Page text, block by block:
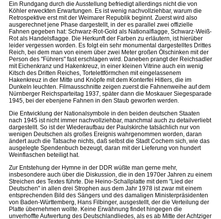
Ein Rundgang durch die Ausstellung befriedigt allerdings nicht die von
Köhler erweckten Erwartungen. Es ist wenig nachvollziehbar, warum die
Retrospektive erst mit der Weimarer Republik beginnt. Zuerst wird also
ausgerechnet jene Phase dargestellt, in der es parallel zwei offizielle
Fahnen gegeben hat: Schwarz-Rot-Gold als Nationalflagge, Schwarz-Weiß-
Rot als Handelsflagge. Die Herkunft der Farben zu erläutern, ist hierüber
leider vergessen worden. Es folgt ein sehr monumental dargestelltes Drittes
Reich, bei dem man von einem über zwei Meter großen Ölschinken mit der
Person des "Führers" fast erschlagen wird. Daneben prangt der Reichsadler
mit Eichenkranz und Hakenkreuz, in einer kleinen Vitrine auch ein wenig
Kitsch des Dritten Reiches, Tortelettförmchen mit eingelassenem
Hakenkreuz in der Mitte und Knöpfe mit dem Konterfei Hitlers, die im
Dunkeln leuchten. Filmausschnitte zeigen zuerst die Fahnenweihe auf dem
Nürnberger Reichsparteitag 1937, später dann die Moskauer Siegesparade
1945, bei der ebenjene Fahnen in den Staub geworfen werden.
Die Entwicklung der Nationalsymbole in den beiden deutschen Staaten
nach 1945 ist nicht immer nachvollziehbar, manchmal auch zu detailverliebt
dargestellt. So ist der Wiederaufbau der Paulskirche tatsächlich nur von
wenigen Deutschen als großes Ereignis wahrgenommen worden, daran
ändert auch die Tatsache nichts, daß selbst die Stadt Cochem sich, wie das
ausgelegte Spendenbuch bezeugt, daran mit der Lieferung von hundert
Weinflaschen beteiligt hat.
Zur Entstehung der Hymne in der DDR wüßte man gerne mehr,
insbesondere auch über die Diskussion, die in den 1970er Jahren zu einem
Streichen des Textes führte. Die Heino-Schallplatte mit dem "Lied der
Deutschen" in allen drei Strophen aus dem Jahr 1978 ist zwar mit einem
entsprechenden Bild des Sängers und des damaligen Ministerpräsidenten
von Baden-Württemberg, Hans Filbinger, ausgestellt, der die Verteilung der
Platte übernehmen wollte. Keine Erwähnung findet hingegen die
unverhoffte Aufwertung des Deutschlandliedes, als es ab Mitte der Achtziger